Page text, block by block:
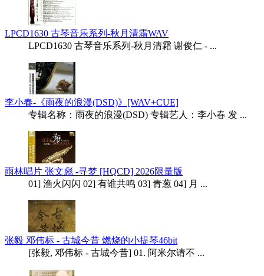
LPCD1630 古琴音乐系列-秋月清霜WAV
LPCD1630 古琴音乐系列-秋月清霜 谢俊仁 - ...
李小春-《雨夜的浪漫(DSD)》[WAV+CUE]
专辑名称：雨夜的浪漫(DSD) 专辑艺人：李小春 发 ...
雨林唱片 张文彪 -寻梦 [HQCD] 2026限量版
01] 渔火闪闪 02] 有谁共鸣 03] 青葱 04] 月 ...
张毅 邓伟标 - 古城今昔 燃烧的小提琴46bit
[张毅, 邓伟标 - 古城今昔] 01. 阿米尔请不 ...